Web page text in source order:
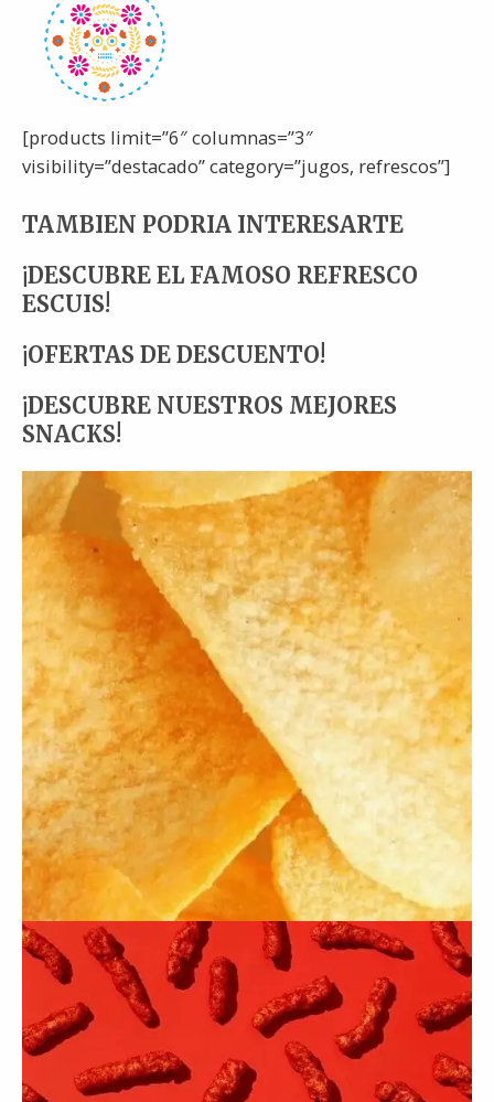
[products limit=”6″ columnas=”3″
visibility=”destacado” category=”jugos, refrescos”]
TAMBIEN PODRIA INTERESARTE
¡DESCUBRE EL FAMOSO REFRESCO
ESCUIS!
¡OFERTAS DE DESCUENTO!
¡DESCUBRE NUESTROS MEJORES
SNACKS!